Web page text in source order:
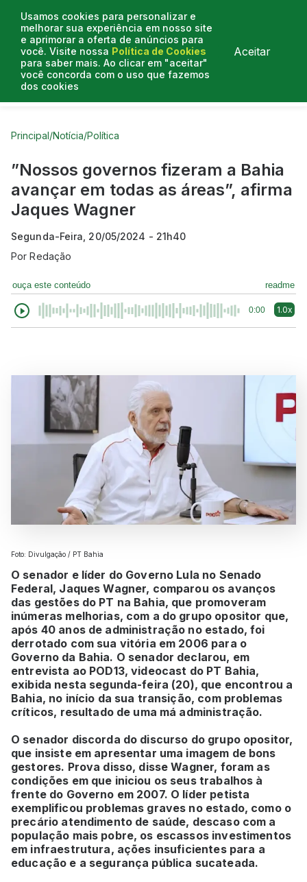
Usamos cookies para personalizar e
melhorar sua experiência em nosso site
e aprimorar a oferta de anúncios para
você. Visite nossa Política de Cookies
para saber mais. Ao clicar em "aceitar"
você concorda com o uso que fazemos
dos cookies
Aceitar
Curtas do Poder
Principal/Notícia/Política
”Nossos governos fizeram a Bahia
avançar em todas as áreas”, afirma
Jaques Wagner
Segunda-Feira, 20/05/2024 - 21h40
PorRedação
ouça este conteúdo readme
0:00 1.0x
Foto: Divulgação / PT Bahia
O senador e líder do Governo Lula no Senado
Federal, Jaques Wagner, comparou os avanços
das gestões do PT na Bahia, que promoveram
inúmeras melhorias, com a do grupo opositor que,
após 40 anos de administração no estado, foi
derrotado com sua vitória em 2006 para o
Governo da Bahia. O senador declarou, em
entrevista ao POD13, videocast do PT Bahia,
exibida nesta segunda-feira (20), que encontrou a
Bahia, no início da sua transição, com problemas
críticos, resultado de uma má administração.
O senador discorda do discurso do grupo opositor,
que insiste em apresentar uma imagem de bons
gestores. Prova disso, disse Wagner, foram as
condições em que iniciou os seus trabalhos à
frente do Governo em 2007. O líder petista
exemplificou problemas graves no estado, como o
precário atendimento de saúde, descaso com a
população mais pobre, os escassos investimentos
em infraestrutura, ações insuficientes para a
educação e a segurança pública sucateada.